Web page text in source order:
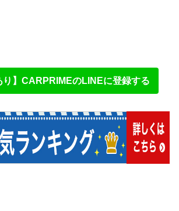
り】CARPRIMEのLINEに登録する